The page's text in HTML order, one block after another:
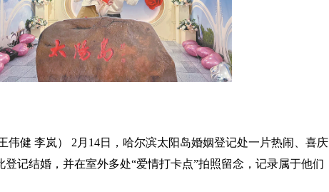
伟健 李岚） 2月14日，哈尔滨太阳岛婚姻登记处一片热闹、喜庆
登记结婚，并在室外多处“爱情打卡点”拍照留念，记录属于他们